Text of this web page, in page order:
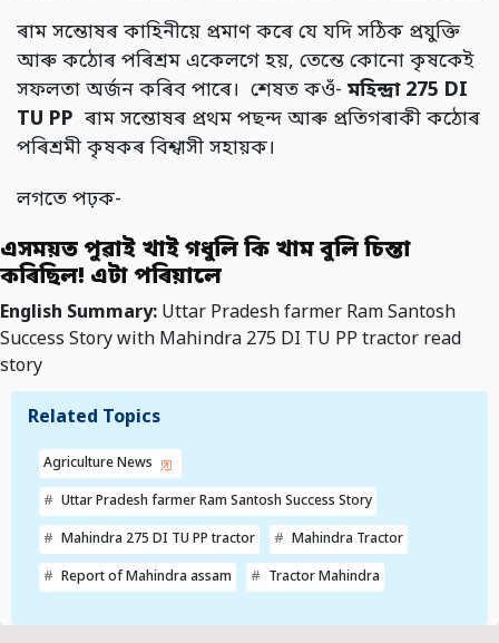
ৰাম সন্তোষৰ কাহিনীয়ে প্ৰমাণ কৰে যে যদি সঠিক প্ৰযুক্তি
আৰু কঠোৰ পৰিশ্ৰম একেলগে হয়, তেন্তে কোনো কৃষকেই
সফলতা অৰ্জন কৰিব পাৰে। শেষত কওঁ- মহিন্দ্ৰা 275 DI
TU PP ৰাম সন্তোষৰ প্ৰথম পছন্দ আৰু প্ৰতিগৰাকী কঠোৰ
পৰিশ্ৰমী কৃষকৰ বিশ্বাসী সহায়ক।
লগতে পঢ়ক-
এসময়ত পুৱাই খাই গধুলি কি খাম বুলি চিন্তা
কৰিছিল! এটা পৰিয়ালে
English Summary: Uttar Pradesh farmer Ram Santosh
Success Story with Mahindra 275 DI TU PP tractor read
story
Related Topics
Agriculture News
Uttar Pradesh farmer Ram Santosh Success Story
Mahindra 275 DI TU PP tractor Mahindra Tractor
Report of Mahindra assam Tractor Mahindra